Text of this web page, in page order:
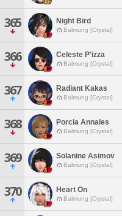
365 Night Bird
Balmung [Crystal]
366 Celeste P'izza
Balmung [Crystal]
367 Radiant Kakas
Balmung [Crystal]
368 Porcia Annales
Balmung [Crystal]
369 Solanine Asimov
Balmung [Crystal]
370 Heart On
Balmung [Crystal]